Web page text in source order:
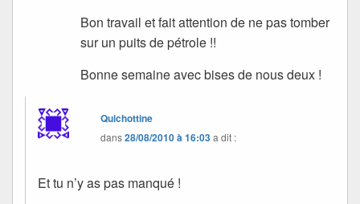
Bon travail et fait attention de ne pas tomber
sur un puits de pétrole !!
Bonne semaine avec bises de nous deux !
Quichottine
dans28/08/2010 à 16:03a dit :
Et tu n’y as pas manqué !